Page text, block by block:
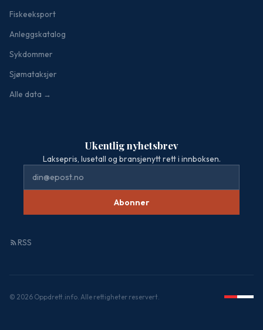
Fiskeeksport
Anleggskatalog
Sykdommer
Sjømataksjer
Alle data →
Ukentlig nyhetsbrev
Laksepris, lusetall og bransjenytt rett i innboksen.
Abonner
RSS
© 2026 Oppdrett.info. Alle rettigheter reservert.